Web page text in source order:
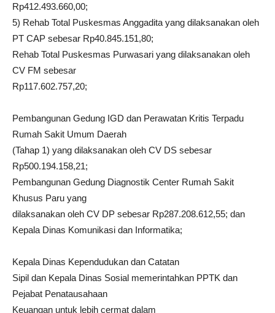
Rp412.493.660,00;
5) Rehab Total Puskesmas Anggadita yang dilaksanakan oleh
PT CAP sebesar Rp40.845.151,80;
Rehab Total Puskesmas Purwasari yang dilaksanakan oleh
CV FM sebesar
Rp117.602.757,20;
Pembangunan Gedung IGD dan Perawatan Kritis Terpadu
Rumah Sakit Umum Daerah
(Tahap 1) yang dilaksanakan oleh CV DS sebesar
Rp500.194.158,21;
Pembangunan Gedung Diagnostik Center Rumah Sakit
Khusus Paru yang
dilaksanakan oleh CV DP sebesar Rp287.208.612,55; dan
Kepala Dinas Komunikasi dan Informatika;
Kepala Dinas Kependudukan dan Catatan
Sipil dan Kepala Dinas Sosial memerintahkan PPTK dan
Pejabat Penatausahaan
Keuangan untuk lebih cermat dalam